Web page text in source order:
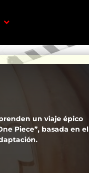
un viaje épico
Piece”, basada en el